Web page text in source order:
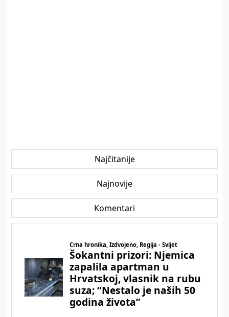
Najčitanije
Najnovije
Komentari